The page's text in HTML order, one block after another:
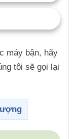
máy bận, hãy
tôi sẽ gọi lại